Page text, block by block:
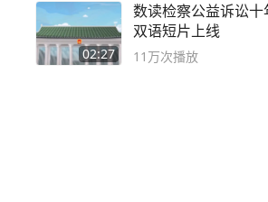
02:27
数读检察公益诉讼十
双语短片上线
11万次播放